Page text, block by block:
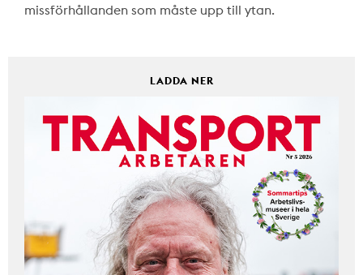
missförhållanden som måste upp till ytan.
LADDA NER